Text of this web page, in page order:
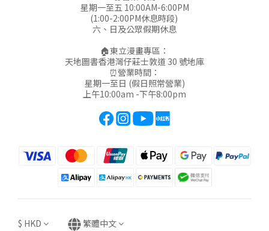
星期一至五 10:00AM-6:00PM
(1:00-2:00PM休息時段)
六、日及公眾假期休息
🏠東立漫畫專區：
天地圖書香港灣仔莊士敦道 30 號地庫
⏰營業時間：
星期一至日 (假日照常營業)
上午10:00am -下午8:00pm
$ HKD 繁體中文